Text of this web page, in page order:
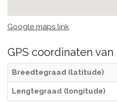
Google maps link
GPS coordinaten van
Breedtegraad (latitude)
Lengtegraad (longitude)